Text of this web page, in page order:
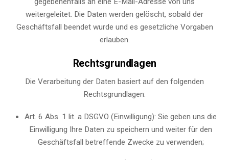
weitergeleitet. Die Daten werden gelöscht, sobald der
Geschäftsfall beendet wurde und es gesetzliche Vorgaben
erlauben.
Rechtsgrundlagen
Die Verarbeitung der Daten basiert auf den folgenden
Rechtsgrundlagen:
Art. 6 Abs. 1 lit. a DSGVO (Einwilligung): Sie geben uns die
Einwilligung Ihre Daten zu speichern und weiter für den
Geschäftsfall betreffende Zwecke zu verwenden;